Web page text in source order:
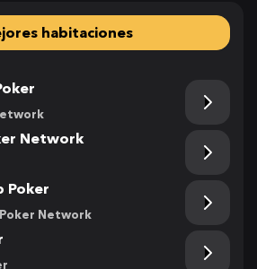
habitaciones
Network
Poker
Network